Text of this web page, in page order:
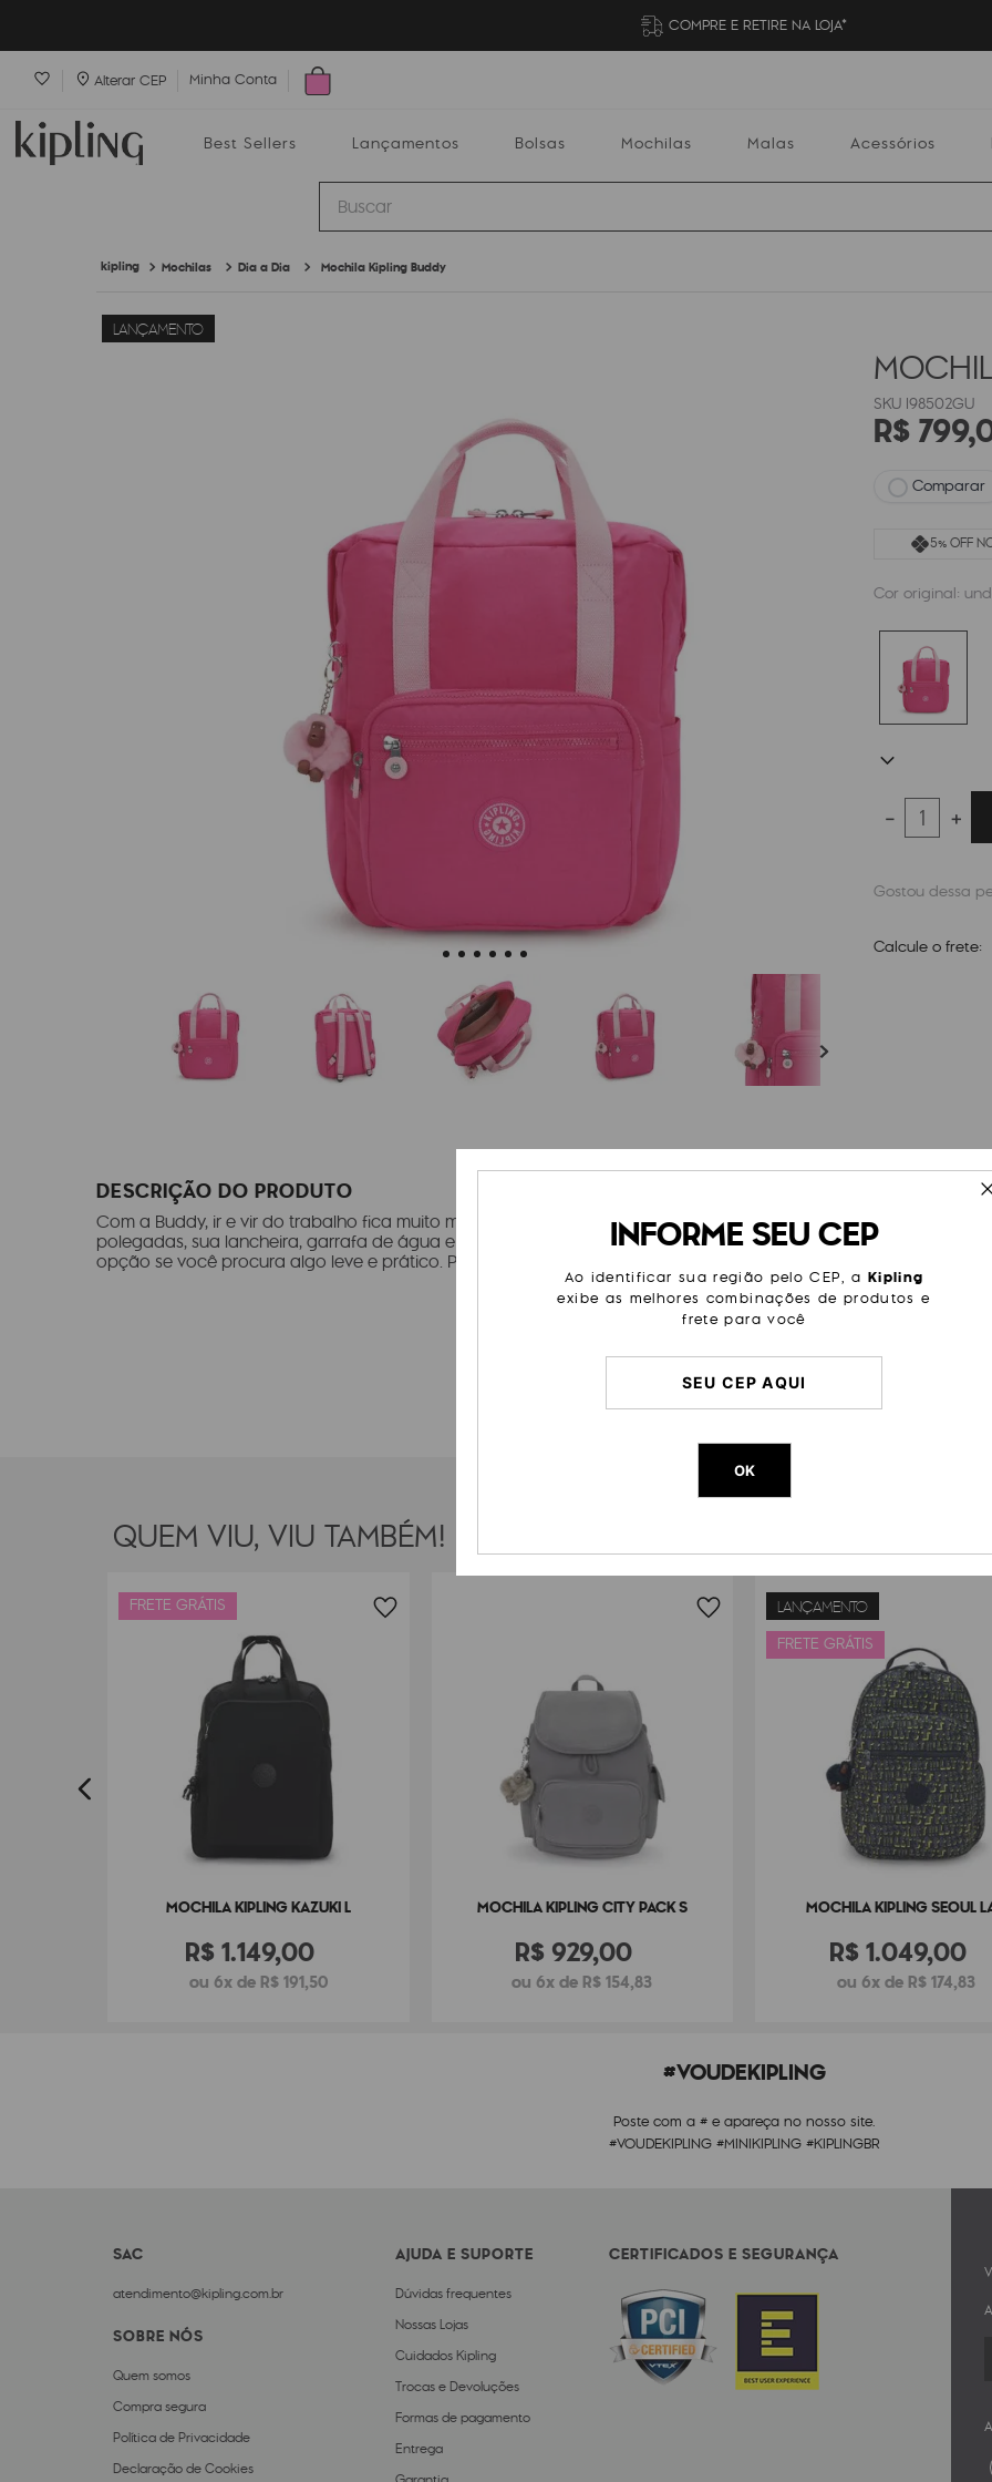
COMPRE E RETIRE NA LOJA*
Alterar CEP Minha Conta
Best Sellers Lançamentos Bolsas Mochilas Malas Acessórios
Buscar
Mochilas Dia a Dia Mochila Kipling Buddy
LANÇAMENTO
I98502GU
R$799,
Comparar
5% OFF
Cor original:
＋
－
Calcule o frete:
DESCRIÇÃO DO PRODUTO
Com a Buddy, ir e vir do trabalho fica muito mais fácil! Leve seu laptop de até 15"
polegadas, sua lancheira, garrafa de água e muito mais. A Buddy é uma ótima
opção se você procura algo leve e prático. Prepare-se para ter as mãos livres!
Tamanho
Cor
Sub Categoria
Peso
QUEM VIU, VIU TAMBÉM!
FRETE GRÁTIS
MOCHILA KIPLING KAZUKI L
R$ 1.149,00
ou 6x de R$ 191,50
MOCHILA KIPLING CITY PACK S
R$ 929,00
ou 6x de R$ 154,83
LANÇAMENTO
FRETE GRÁTIS
MOCHILA KIPLING SEOUL
R$1.049,00
ou 6x de R$ 174,83
#VOUDEKIPLING
Poste com a # e apareça no nosso site.
#VOUDEKIPLING #MINIKIPLING #KIPLINGBR
SAC
atendimento@kipling.com.br
SOBRE NÓS
Quem somos
Compra segura
Política de Privacidade
Declaração de Cookies
AJUDA E SUPORTE
Dúvidas frequentes
Nossas Lojas
Cuidados Kipling
Trocas e Devoluções
Formas de pagamento
Entrega
CERTIFICADOS E SEGURANÇA
INFORME SEU CEP
Ao identificar sua região pelo CEP, a Kipling
exibe as melhores combinações de produtos e
frete para você
OK